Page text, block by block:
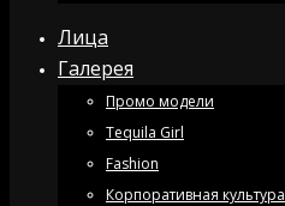
Лица
Галерея
Промо модели
Tequila Girl
Fashion
Корпоративная культура